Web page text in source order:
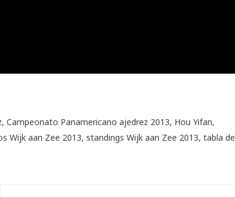
, Campeonato Panamericano ajedrez 2013, Hou Yifan,
Wijk aan Zee 2013, standings Wijk aan Zee 2013, tabla de